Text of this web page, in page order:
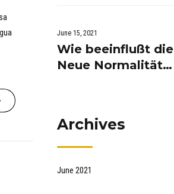
touristisch ?
June 15, 2021
Wie beeinflußt die
Neue Normalität
Archives
June 2021